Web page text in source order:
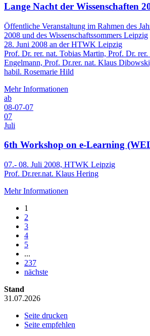
Lange Nacht der Wissenschaften
Öffentliche Veranstaltung im Rahmen des
2008 und des Wissenschaftssommers Leipzig
28. Juni 2008 an der HTWK Leipzig
Prof. Dr. rer. nat. Tobias Martin, Prof. Dr.
Engelmann, Prof. Dr.rer. nat. Klaus
habil. Rosemarie Hild
Mehr Informationen
ab
08-07-07
07
Juli
6th Workshop on e-Learning
07.- 08. Juli 2008, HTWK Leipzig
Prof. Dr.rer.nat. Klaus Hering
Mehr Informationen
1
2
3
4
5
...
237
nächste
Stand
31.07.2026
Seite drucken
Seite empfehlen